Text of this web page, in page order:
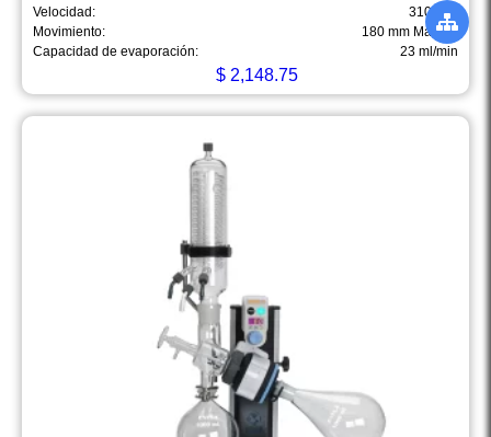
Velocidad:
310 rpm
Movimiento:
180 mm Manual
Capacidad de evaporación:
23 ml/min
$2,148.75